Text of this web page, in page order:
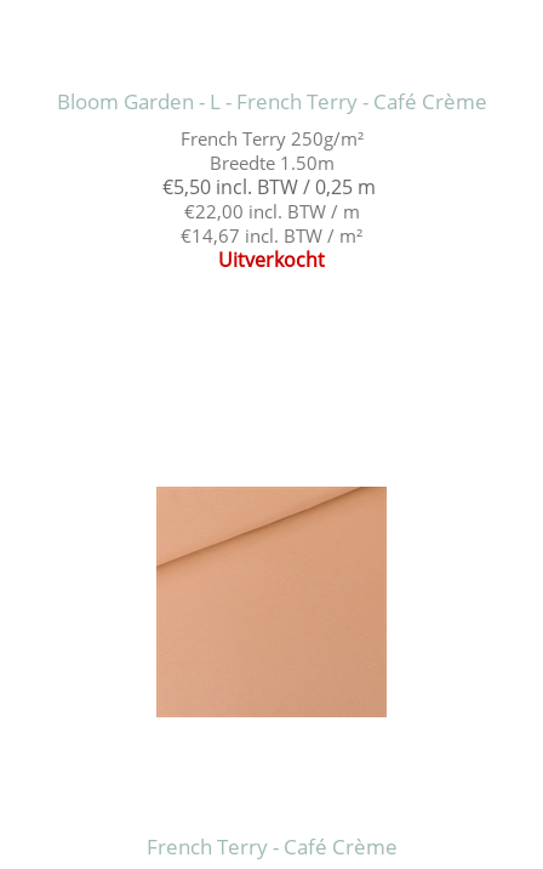
Bloom Garden - L - French Terry - Café Crème
French Terry 250g/m²
Breedte 1.50m
€5,50 incl. BTW / 0,25 m
€22,00 incl. BTW / m
€14,67 incl. BTW / m²
Uitverkocht
French Terry - Café Crème